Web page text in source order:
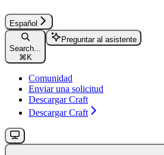
Español
Search...
⌘K
Preguntar al asistente
Comunidad
Enviar una solicitud
Descargar Craft
Descargar Craft